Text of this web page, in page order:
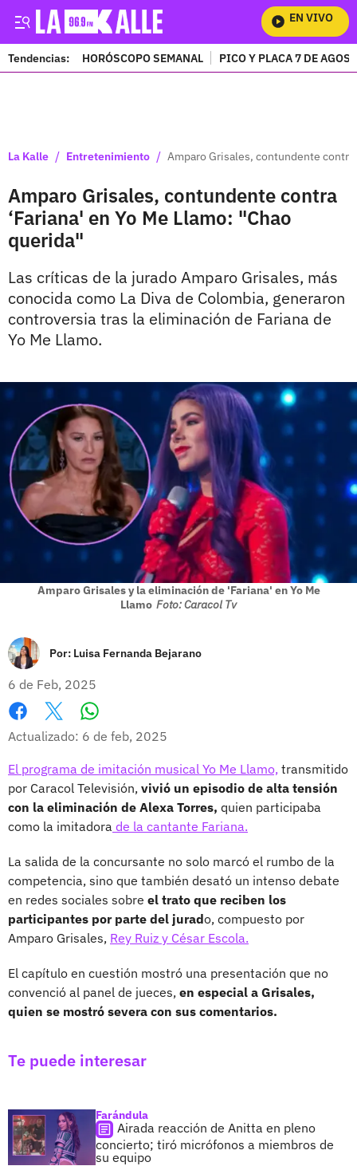
EN VIVO
Tendencias: HORÓSCOPO SEMANAL PICO Y PLACA 7 DE
La Kalle / Entretenimiento / Amparo Grisales, contundente contra
Amparo Grisales, contundente contra
‘Fariana' en Yo Me Llamo: "Chao
querida"
Las críticas de la jurado Amparo Grisales, más
conocida como La Diva de Colombia, generaron
controversia tras la eliminación de Fariana de
Yo Me Llamo.
Amparo Grisales y la eliminación de 'Fariana' en Yo Me
Llamo Foto: Caracol Tv
Por: Luisa Fernanda Bejarano
6 de Feb, 2025
Facebook
X
Actualizado: 6 de feb, 2025
El programa de imitación musical Yo Me Llamo, transmitido
por Caracol Televisión, vivió un episodio de alta tensión
con la eliminación de Alexa Torres, quien participaba
como la imitadora de la cantante Fariana.
La salida de la concursante no solo marcó el rumbo de la
competencia, sino que también desató un intenso debate
en redes sociales sobre el trato que reciben los
participantes por parte del jurado, compuesto por
Amparo Grisales, Rey Ruiz y César Escola.
El capítulo en cuestión mostró una presentación que no
convenció al panel de jueces, en especial a Grisales,
quien se mostró severa con sus comentarios.
Te puede interesar
Farándula
Airada reacción de Anitta en pleno
concierto; tiró micrófonos a miembros de
su equipo